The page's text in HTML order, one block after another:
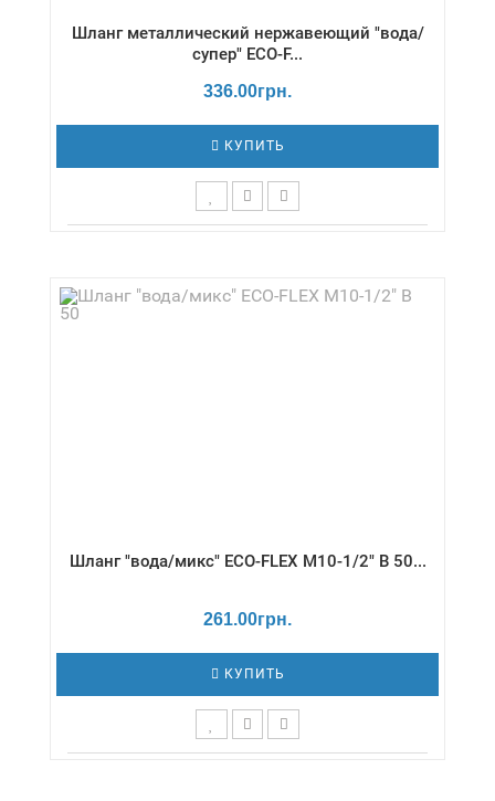
Шланг металлический нержавеющий "вода/
супер" ECO-F...
336.00грн.
КУПИТЬ
+130 °С / Серия - Вода/супер
Шланг "вода/микс" ECO-FLEX М10-1/2" В 50...
261.00грн.
КУПИТЬ